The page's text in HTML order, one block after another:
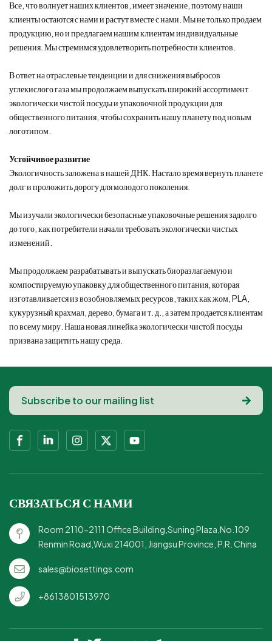
Все, что волнует наших клиентов, имеет значение, поэтому наши
клиенты остаются с нами и растут вместе с нами. Мы не только продаем
продукцию, но и предлагаем нашим клиентам индивидуальные
решения. Мы стремимся удовлетворить потребности клиентов.
В ответ на отраслевые тенденции и для снижения выбросов
углекислого газа мы продолжаем выпускать широкий ассортимент
экологически чистой посуды и упаковочной продукции для
общественного питания, чтобы сохранить нашу планету под новым
логотипом.
Устойчивое развитие
Экологичность заложена в нашей ДНК. Настало время вернуть планете
долг и проложить дорогу для молодого поколения.
Мы изучали экологически безопасные упаковочные решения задолго
до того, как потребители начали требовать экологически чистых
изменений.
Мы продолжаем разрабатывать и выпускать биоразлагаемую и
компостируемую упаковку для общественного питания, которая
изготавливается из возобновляемых ресурсов, таких как жом, PLA,
кукурузный крахмал, дерево, бумага и т. д., а затем продается клиентам
по всему миру. Наша новая линейка экологически чистой посуды
призвана защитить нашу среда.
СВЯЗАТЬСЯ С НАМИ
Room 2110-2111 Office Building,Suning Plaza,No.109
Renmin Road,Wuxi 214001, Jiangsu Province, P.R. China
sales@biosettings.com
+8613801513970